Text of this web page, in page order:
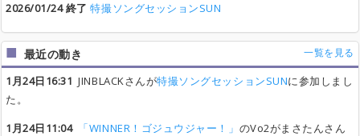
2026/01/24 終了 特撮ソングセッションSUN
最近の動き 一覧を見る
1月24日16:31 JINBLACKさんが特撮ソングセッションSUNに参加しまし
た。
1月24日11:04
「WINNER！ゴジュウジャー！」 のVo2がまさたんさん